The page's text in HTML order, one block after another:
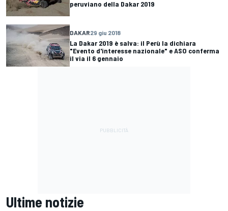
peruviano della Dakar 2019
DAKAR29 giu 2018
La Dakar 2019 è salva: il Perù la dichiara
"Evento d'interesse nazionale" e ASO conferma
il via il 6 gennaio
Ultime notizie